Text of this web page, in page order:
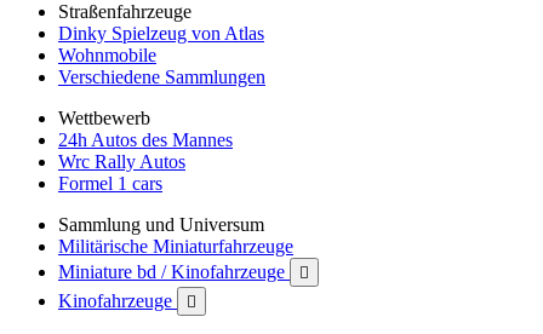
Straßenfahrzeuge
Dinky Spielzeug von Atlas
Wohnmobile
Verschiedene Sammlungen
Wettbewerb
24h Autos des Mannes
Wrc Rally Autos
Formel 1 cars
Sammlung und Universum
Militärische Miniaturfahrzeuge
Miniature bd / Kinofahrzeuge

Kinofahrzeuge 